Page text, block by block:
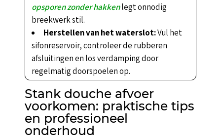
opsporen zonder hakkenlegt onnodig
breekwerk stil.
Herstellen van het waterslot:Vul het
sifonreservoir, controleer de rubberen
afsluitingen en los verdamping door
regelmatig doorspoelen op.
Stank douche afvoer
voorkomen: praktische tips
en professioneel
onderhoud